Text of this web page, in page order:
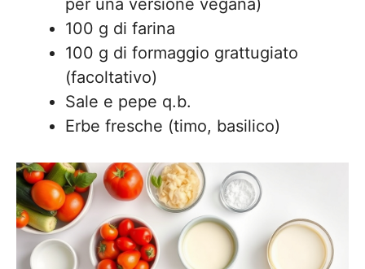
per una versione vegana)
100 g di farina
100 g di formaggio grattugiato
(facoltativo)
Sale e pepe q.b.
Erbe fresche (timo, basilico)